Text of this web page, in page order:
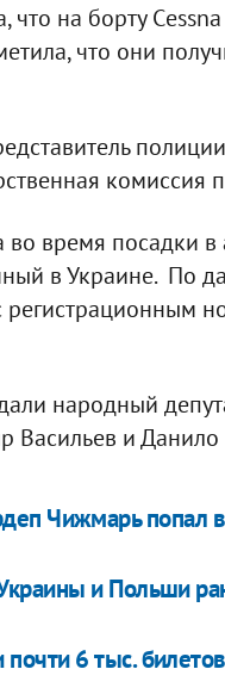
что на борту
что они
время посадки в
в Украине. По
регистрационным
народный
Васильев и Данило
Чижмарь попал
и Польши
почти 6 тыс.